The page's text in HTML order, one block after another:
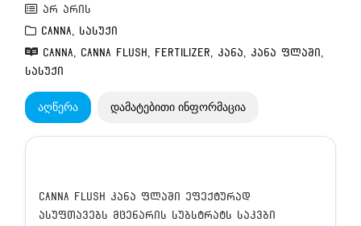
არ არის
CANNA სასუქი
CANNA CANNA FLUSH FERTILIZER კანა კანა ფლაში
სასუქი
აღწერა დამატებითი ინფორმაცია
CANNA FLUSH კანა ფლაში ეფექტურად
ასუფთავებს მცენარის სუბსტრატს საკვბი